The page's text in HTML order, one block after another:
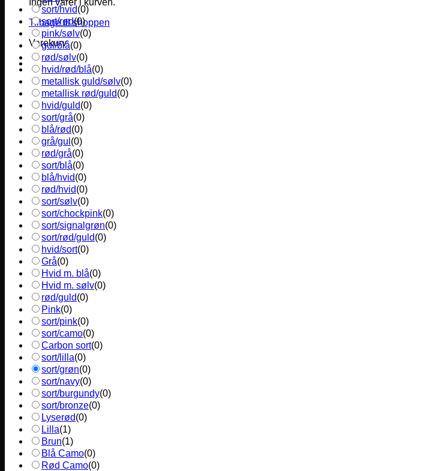
Ingen varer i kurven.
Tilbage til shoppen
Varekurv
sort/hvid(0)
sort/rød(0)
pink/sølv(0)
gul/blå(0)
rød/sølv(0)
hvid/rød/blå(0)
metallisk guld/sølv(0)
metallisk rød/guld(0)
hvid/guld(0)
sort/grå(0)
blå/rød(0)
grå/gul (0)
rød/grå(0)
sort/blå(0)
blå/hvid(0)
rød/hvid(0)
sort/sølv(0)
sort/chockpink(0)
sort/signalgrøn(0)
sort/rød/guld(0)
hvid/sort(0)
Grå(0)
Hvid m. blå(0)
Hvid m. sølv(0)
rød/guld(0)
Pink(0)
sort/pink(0)
sort/camo(0)
Carbon sort(0)
sort/lilla(0)
sort/grøn(0)
sort/navy(0)
sort/burgundy(0)
sort/bronze(0)
Lyserød(0)
Lilla(1)
Brun(1)
Blå Camo(0)
Rød Camo(0)